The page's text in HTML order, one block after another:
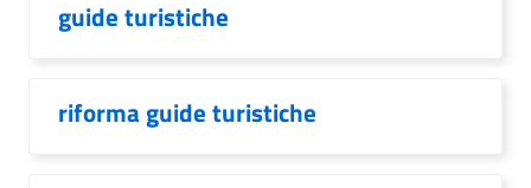
guide turistiche
riforma guide turistiche